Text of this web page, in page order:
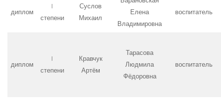
диплом
I
степени
Суслов
Михаил
Елена
Владимировна
воспитатель
диплом
I
степени
Кравчук
Артём
Тарасова
Людмила
Фёдоровна
воспитатель